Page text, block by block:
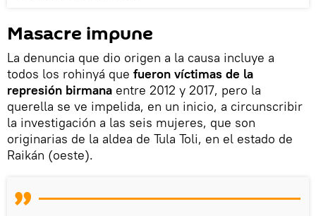
Masacre impune
La denuncia que dio origen a la causa incluye a
todos los rohinyá que fueron víctimas de la
represión birmana entre 2012 y 2017, pero la
querella se ve impelida, en un inicio, a circunscribir
la investigación a las seis mujeres, que son
originarias de la aldea de Tula Toli, en el estado de
Raikán (oeste).